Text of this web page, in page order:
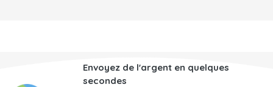
Envoyez de l'argent en quelques
secondes